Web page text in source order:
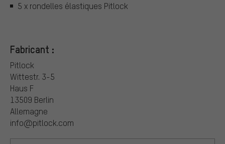
5 x rondelles élastiques Pitlock
Fabricant :
Pitlock
Wittestr. 3-5
Haus F
13509 Berlin
Allemagne
info@pitlock.com